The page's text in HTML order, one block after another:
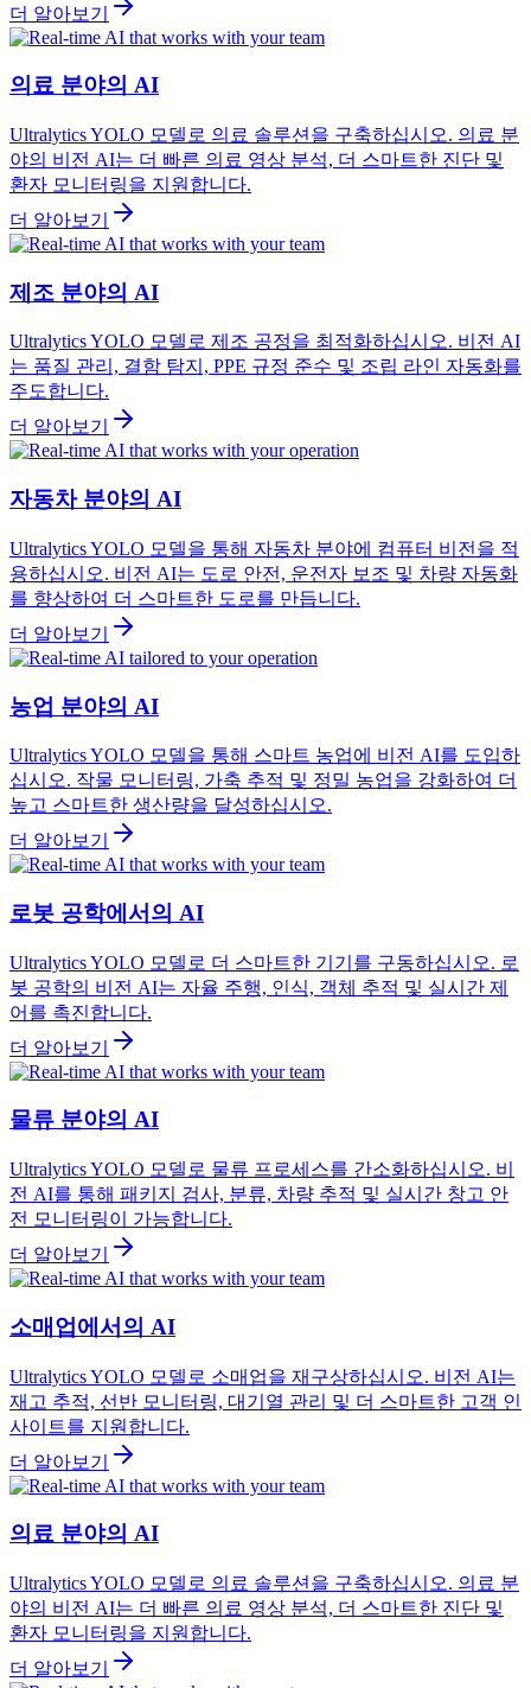
더 알아보기
의료 분야의 AI
Ultralytics YOLO 모델로 의료 솔루션을 구축하십시오. 의료 분
야의 비전 AI는 더 빠른 의료 영상 분석, 더 스마트한 진단 및
환자 모니터링을 지원합니다.
더 알아보기
제조 분야의 AI
Ultralytics YOLO 모델로 제조 공정을 최적화하십시오. 비전 AI
는 품질 관리, 결함 탐지, PPE 규정 준수 및 조립 라인 자동화를
주도합니다.
더 알아보기
자동차 분야의 AI
Ultralytics YOLO 모델을 통해 자동차 분야에 컴퓨터 비전을 적
용하십시오. 비전 AI는 도로 안전, 운전자 보조 및 차량 자동화
를 향상하여 더 스마트한 도로를 만듭니다.
더 알아보기
농업 분야의 AI
Ultralytics YOLO 모델을 통해 스마트 농업에 비전 AI를 도입하
십시오. 작물 모니터링, 가축 추적 및 정밀 농업을 강화하여 더
높고 스마트한 생산량을 달성하십시오.
더 알아보기
로봇 공학에서의 AI
Ultralytics YOLO 모델로 더 스마트한 기기를 구동하십시오. 로
봇 공학의 비전 AI는 자율 주행, 인식, 객체 추적 및 실시간 제
어를 촉진합니다.
더 알아보기
물류 분야의 AI
Ultralytics YOLO 모델로 물류 프로세스를 간소화하십시오. 비
전 AI를 통해 패키지 검사, 분류, 차량 추적 및 실시간 창고 안
전 모니터링이 가능합니다.
더 알아보기
소매업에서의 AI
Ultralytics YOLO 모델로 소매업을 재구상하십시오. 비전 AI는
재고 추적, 선반 모니터링, 대기열 관리 및 더 스마트한 고객 인
사이트를 지원합니다.
더 알아보기
의료 분야의 AI
Ultralytics YOLO 모델로 의료 솔루션을 구축하십시오. 의료 분
야의 비전 AI는 더 빠른 의료 영상 분석, 더 스마트한 진단 및
환자 모니터링을 지원합니다.
더 알아보기